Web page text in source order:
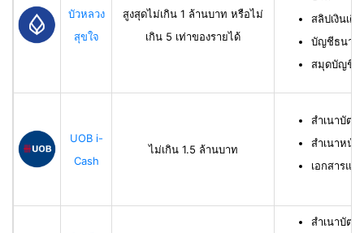
บัวหลวง
สุขใจ
สูงสุดไม่เกิน 1 ล้านบาท หรือไม่
เกิน 5 เท่าของรายได้
สลิปเงินเดื
บัญชีธนาคา
สมุดบัญชีธ
UOB i-
Cash
ไม่เกิน 1.5 ล้านบาท
สำเนาบัตร
สำเนาหน้
เอกสารแส
สำเนาบัตร